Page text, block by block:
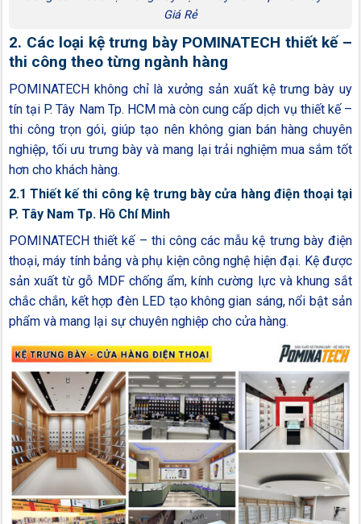
Giá Rẻ
2. Các loại kệ trưng bày POMINATECH thiết kế –
thi công theo từng ngành hàng
POMINATECH không chỉ là xưởng sản xuất kệ trưng bày uy
tín tại P. Tây Nam Tp. HCM mà còn cung cấp dịch vụ thiết kế –
thi công trọn gói, giúp tạo nên không gian bán hàng chuyên
nghiệp, tối ưu trưng bày và mang lại trải nghiệm mua sắm tốt
hơn cho khách hàng.
2.1 Thiết kế thi công kệ trưng bày cửa hàng điện thoại tại
P. Tây Nam Tp. Hồ Chí Minh
POMINATECH thiết kế – thi công các mẫu kệ trưng bày điện
thoại, máy tính bảng và phụ kiện công nghệ hiện đại. Kệ được
sản xuất từ gỗ MDF chống ẩm, kính cường lực và khung sắt
chắc chắn, kết hợp đèn LED tạo không gian sáng, nổi bật sản
phẩm và mang lại sự chuyên nghiệp cho cửa hàng.